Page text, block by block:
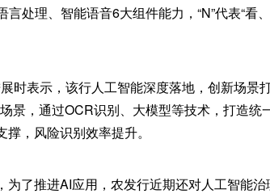
处理、智能语音6大组件能力，“N”代表“看
时表示，该行人工智能深度落地，创新场景
景，通过OCR识别、大模型等技术，打造统
，风险识别效率提升。
为了推进AI应用，农发行近期还对人工智能